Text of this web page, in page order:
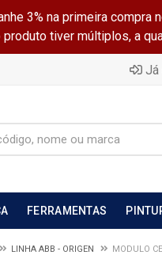
3% na primeira
tiver múltiplos, a
Já
FERRAMENTAS
LINHA ABB - ORIGEN MODULO